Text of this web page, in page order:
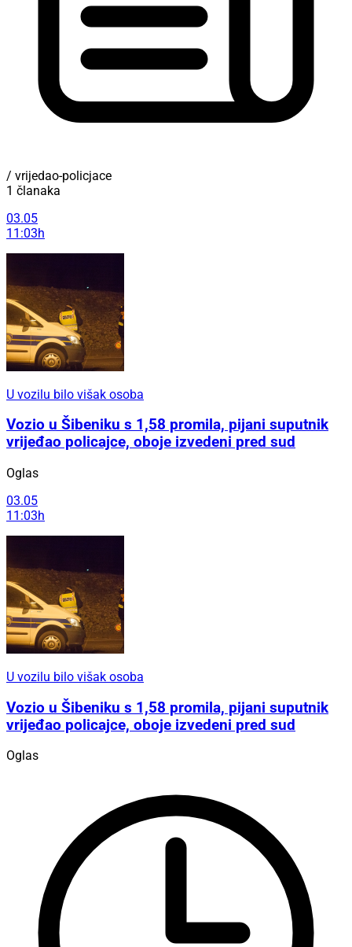
/ vrijedao-policjace
1 članaka
03.05
11:03h
U vozilu bilo višak osoba
Vozio u Šibeniku s 1,58 promila, pijani suputnik
vrijeđao policajce, oboje izvedeni pred sud
Oglas
03.05
11:03h
U vozilu bilo višak osoba
Vozio u Šibeniku s 1,58 promila, pijani suputnik
vrijeđao policajce, oboje izvedeni pred sud
Oglas